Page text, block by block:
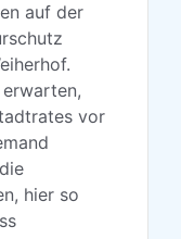
auf der
vor
hier so